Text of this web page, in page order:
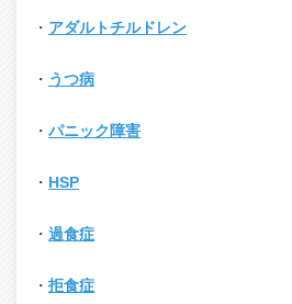
・ アダルトチルドレン
・ うつ病
・ パニック障害
・ HSP
・ 過食症
・ 拒食症